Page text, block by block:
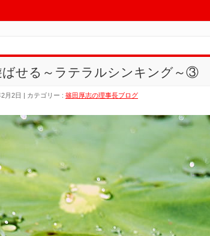
ばせる～ラテラルシンキング～③
月2日 カテゴリー : 篠田厚志の理事長ブログ